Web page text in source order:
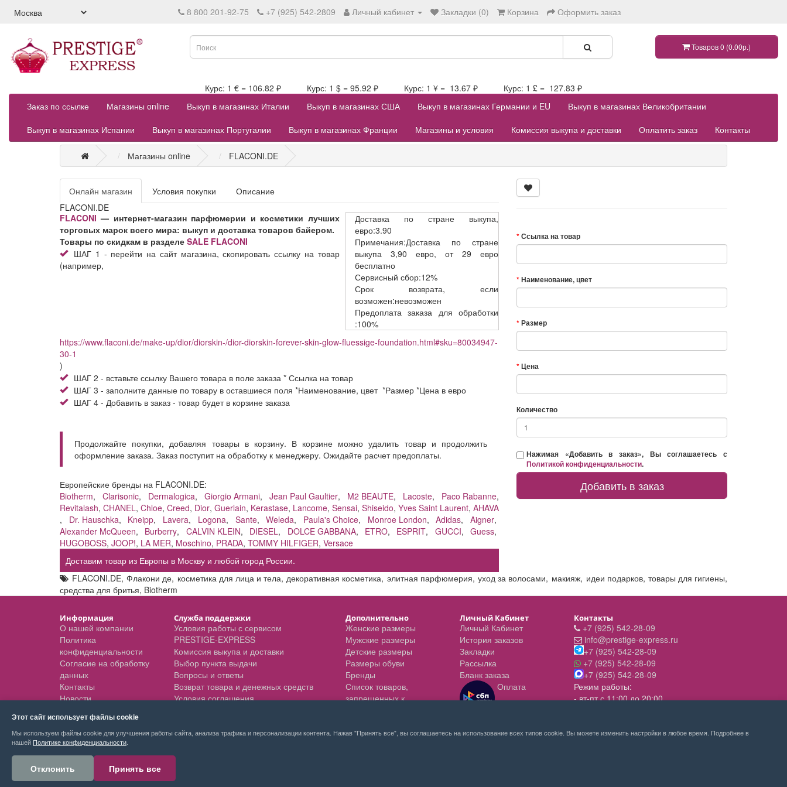
8 800 201-92-75 +7 (925) 542-2809 Личный кабинет Закладки (0) Корзина Оформить заказ
Товаров 0 (0.00р.)
Курс: 1 € = 106.82 ₽ Курс: 1 $ = 95.92 ₽ Курс: 1 ¥ = 13.67 ₽ Курс: 1 £ = 127.83 ₽
Заказ по ссылке
Магазины online Выкуп в магазинах Италии Выкуп в магазинах США Выкуп в магазинах Германии и EU
Выкуп в магазинах Великобритании
Выкуп в магазинах Испании
Выкуп в магазинах Португалии Выкуп в магазинах Франции Магазины и условия Комиссия выкупа и доставки Оплатить заказ Контакты
Магазины online FLACONI.DE
Онлайн магазин Условия покупки
Описание
FLACONI.DE
Доставка
по стране выкупа,
евро:3.90
Примечания:Доставка по стране
выкупа 3,90 евро, от 29 евро
бесплатно
Сервисный сбор:12%
Срок возврата,
если
возможен:невозможен
Предоплата заказа
для обработки
:100%
FLACONI — интернет-магазин парфюмерии и косметики лучших
торговых марок всего мира: выкуп и доставка товаров байером.
Товары по скидкам в разделе SALE FLACONI
ШАГ 1 - перейти на сайт магазина, скопировать ссылку на товар
(например,
https://www.flaconi.de/make-up/dior/diorskin-/dior-diorskin-forever-skin-glow-fluessige-foundation.html#sku=80034947-
30-1
)
ШАГ 2 - вставьте ссылку Вашего товара в поле заказа * Ссылка на товар
ШАГ 3 - заполните данные по товару в оставшиеся поля *Наименование, цвет *Размер *Цена в евро
ШАГ 4 - Добавить в заказ - товар будет в корзине заказа
Продолжайте покупки, добавляя товары в корзину. В корзине можно удалить товар и продолжить
оформление заказа. Заказ поступит на обработку к менеджеру. Ожидайте расчет предоплаты.
Европейские бренды на FLACONI.DE:
Biotherm, Clarisonic, Dermalogica, Giorgio Armani, Jean Paul Gaultier, M2 BEAUTE, Lacoste, Paco Rabanne,
Revitalash, CHANEL, Chloe, Creed, Dior, Guerlain, Kerastase, Lancome, Sensai, Shiseido, Yves Saint Laurent, AHAVA
, Dr. Hauschka, Kneipp, Lavera, Logona, Sante,Weleda, Paula's Choice, Monroe London,Adidas,Aigner,
Alexander McQueen, Burberry, CALVIN KLEIN, DIESEL, DOLCE GABBANA, ETRO, ESPRIT, GUCCI, Guess,
HUGOBOSS, JOOP!, LA MER, Moschino, PRADA, TOMMY HILFIGER, Versace
Доставим товар из Европы в Москву и любой город России.
Ссылка на товар
Наименование, цвет
Размер
Цена
Количество
Нажимая «Добавить в заказ», Вы соглашаетесь с
Политикой конфиденциальности.
Добавить в заказ
FLACONI.DE,Флакони де, косметика для лица и тела, декоративная косметика, элитная парфюмерия,уход за волосами, макияж, идеи подарков,товары для гигиены,
средства для бритья, Biotherm
Информация
О нашей компании
Политика
конфиденциальности
Согласие на обработку
данных
Контакты
Новости
Служба поддержки
Условия работы с сервисом
PRESTIGE-EXPRESS
Комиссия выкупа и доставки
Выбор пункта выдачи
Вопросы и ответы
Возврат товара и денежных средств
Условия соглашения
Дополнительно
Женские размеры
Мужские размеры
Детские размеры
Размеры обуви
Бренды
Список товаров,
запрещенных к
Личный Кабинет
Личный Кабинет
История заказов
Закладки
Рассылка
Бланк заказа
Оплата
Контакты
+7 (925) 542-28-09
info@prestige-express.ru
+7 (925) 542-28-09
+7 (925) 542-28-09
+7 (925) 542-28-09
Режим работы:
- вт-пт с 11:00 до 20:00
PRESTIGE-EXPRESS сервис покупок © 2026
Этот сайт использует файлы cookie
Мы используем файлы cookie для улучшения работы сайта, анализа трафика и персонализации контента. Нажав "Принять все", вы соглашаетесь на использование всех типов cookie. Вы можете изменить настройки в любое время. Подробнее в
нашей Политике конфиденциальности
Отклонить Принять все